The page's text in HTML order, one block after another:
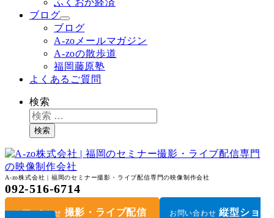
ふくおか経済
ブログ
ブログ
A-zoメールマガジン
A-zoの散歩道
福岡藤原塾
よくあるご質問
検索
検索
A-zo株式会社 | 福岡のセミナー撮影・ライブ配信専門の映像制作会社
092-516-6714
お問い合わせ 撮影・ライブ配信 お問い合わせ 縦型ショ